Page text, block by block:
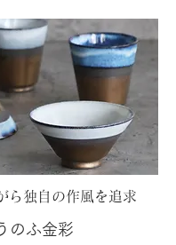
ら独自の作風を追求
のふ金彩